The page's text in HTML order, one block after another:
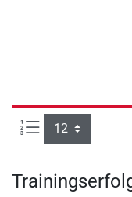
Items per page: